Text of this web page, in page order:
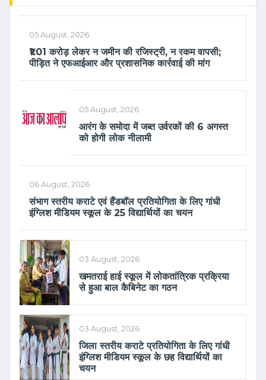
05 August, 2026
₹1.01 करोड़ लेकर न जमीन की रजिस्ट्री, न रकम वापसी;
पीड़ित ने एफआईआर और प्रशासनिक कार्रवाई की मांग
05 August, 2026
आरंग के समोदा में जब्त उर्वरकों की 6 अगस्त
को होगी लोक नीलामी
06 August, 2026
संभाग स्तरीय कराटे एवं हैंडबॉल प्रतियोगिता के लिए गांधी
इंग्लिश मीडियम स्कूल के 25 विद्यार्थियों का चयन
03 August, 2026
खमतराई हाई स्कूल में लोकतांत्रिक प्रक्रिया
से हुआ बाल कैबिनेट का गठन
03 August, 2026
जिला स्तरीय कराटे प्रतियोगिता के लिए गांधी
इंग्लिश मीडियम स्कूल के छह विद्यार्थियों का
चयन